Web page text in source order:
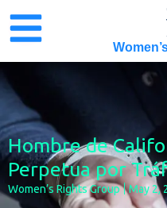
content
Hombre de
Perpetua por
Women’s Rights Group May 2,